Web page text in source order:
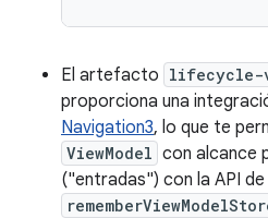
El artefacto lifecycle-
proporciona una
Navigation3, lo que te
ViewModel con alcance
("entradas") con la API de